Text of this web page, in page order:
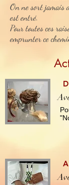
On ne sort jamais
est entré.
Pour toutes ces
emprunter ce
A